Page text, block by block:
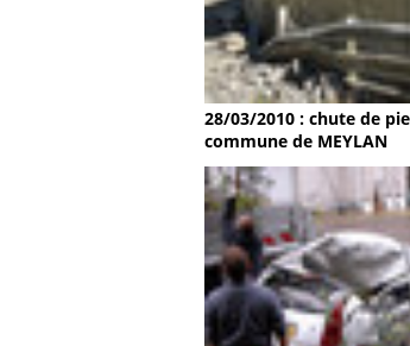
28/03/2010 : chute de
commune de MEYLAN